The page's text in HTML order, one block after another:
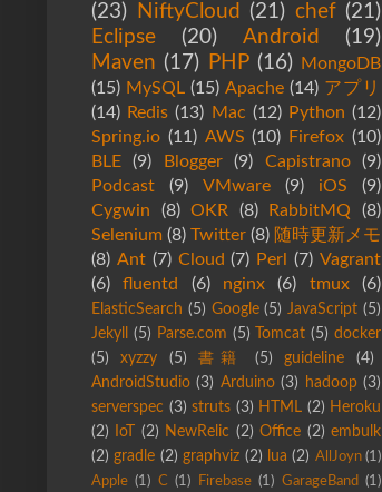
(23)
NiftyCloud (21) chef (21)
Eclipse
(20) Android
(19)
Maven (17) PHP (16) MongoDB
(15) MySQL (15) Apache (14) アプリ
(14) Redis (13) Mac (12) Python (12)
Spring.io (11) AWS (10) Firefox (10)
BLE
(9) Blogger (9) Capistrano
(9)
Podcast
(9) VMware (9) iOS
(9)
Cygwin
(8) OKR (8) RabbitMQ
(8)
Selenium (8) Twitter (8) 随時更新メモ
(8) Ant (7) Cloud (7) Perl (7) Vagrant
(6)
fluentd (6) nginx (6) tmux (6)
ElasticSearch (5) Google (5) JavaScript (5)
Jekyll
(5) Parse.com (5) Tomcat (5) docker
(5)
xyzzy (5) 書籍 (5) guideline
(4)
AndroidStudio (3) Arduino (3) hadoop (3)
serverspec (3) struts (3) HTML (2) Heroku
(2)
IoT (2) NewRelic (2) Office (2) embulk
(2) gradle (2) graphviz (2) lua (2) AllJoyn (1)
Apple (1) C (1) Firebase (1) GarageBand
(1)